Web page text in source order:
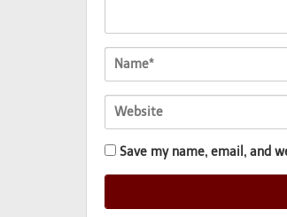
Save my name, email, and